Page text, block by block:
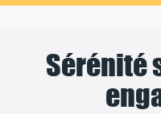
Sérénité